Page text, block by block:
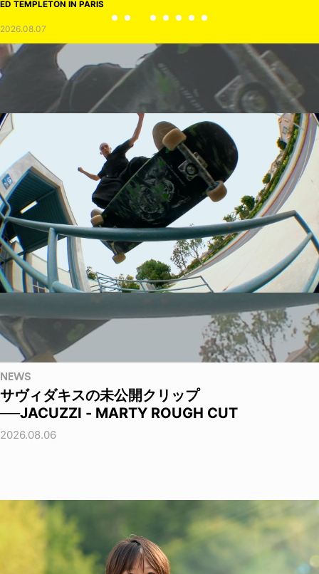
ED TEMPLETON IN PARIS
2026.08.07
NEWS
サヴィダキスの未公開クリップ
──JACUZZI - MARTY ROUGH CUT
2026.08.06